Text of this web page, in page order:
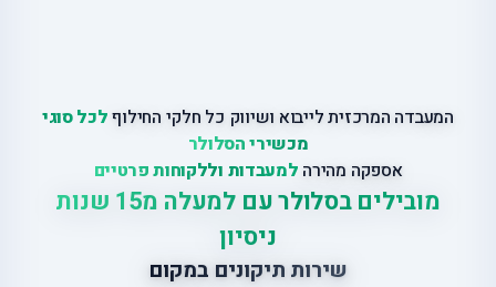
המעבדה המרכזית לייבוא ושיווק כל חלקי החילוףלכל סוגי
מכשירי הסלולר
אספקה מהירה למעבדות וללקוחות פרטיים
מובילים בסלולר עם למעלה מ15 שנות
ניסיון
שירות תיקונים במקום